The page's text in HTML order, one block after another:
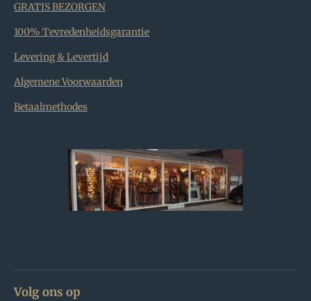
GRATIS BEZORGEN
100% Tevredenheidsgarantie
Levering & Levertijd
Algemene Voorwaarden
Betaalmethodes
Volg ons op